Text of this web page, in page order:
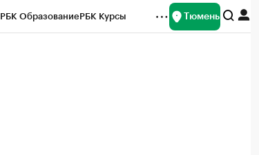
РБК ОбразованиеРБК Курсы Тюмень